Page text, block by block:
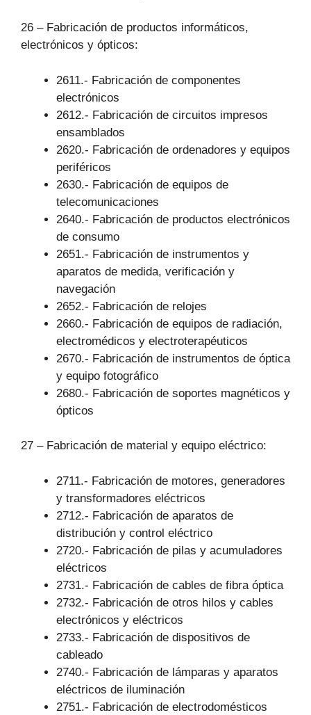
26 – Fabricación de productos informáticos,
electrónicos y ópticos:
2611.- Fabricación de componentes
electrónicos
2612.- Fabricación de circuitos impresos
ensamblados
2620.- Fabricación de ordenadores y equipos
periféricos
2630.- Fabricación de equipos de
telecomunicaciones
2640.- Fabricación de productos electrónicos
de consumo
2651.- Fabricación de instrumentos y
aparatos de medida, verificación y
navegación
2652.- Fabricación de relojes
2660.- Fabricación de equipos de radiación,
electromédicos y electroterapéuticos
2670.- Fabricación de instrumentos de óptica
y equipo fotográfico
2680.- Fabricación de soportes magnéticos y
ópticos
27 – Fabricación de material y equipo eléctrico:
2711.- Fabricación de motores, generadores
y transformadores eléctricos
2712.- Fabricación de aparatos de
distribución y control eléctrico
2720.- Fabricación de pilas y acumuladores
eléctricos
2731.- Fabricación de cables de fibra óptica
2732.- Fabricación de otros hilos y cables
electrónicos y eléctricos
2733.- Fabricación de dispositivos de
cableado
2740.- Fabricación de lámparas y aparatos
eléctricos de iluminación
2751.- Fabricación de electrodomésticos